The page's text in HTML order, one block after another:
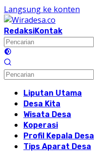
Langsung ke konten
RedaksiKontak
Liputan Utama
Desa Kita
Wisata Desa
Koperasi
Profil Kepala Desa
Tips Aparat Desa